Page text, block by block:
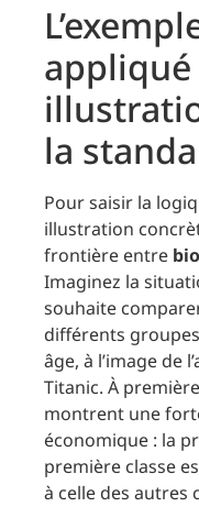
appliqué
la
Pour saisir la
illustration
frontière entre
Imaginez la
souhaite
différents
âge, à l’image de
Titanic. À
montrent une
économique : la
première classe
à celle des autres